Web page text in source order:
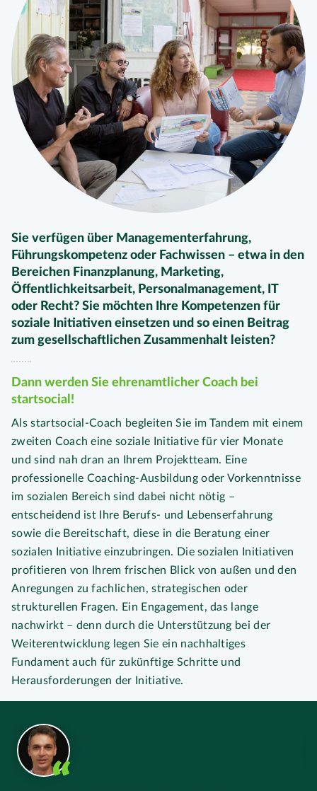
Sie verfügen über Managementerfahrung,
Führungskompetenz oder Fachwissen – etwa in den
Bereichen Finanzplanung, Marketing,
Öffentlichkeitsarbeit, Personalmanagement, IT
oder Recht? Sie möchten Ihre Kompetenzen für
soziale Initiativen einsetzen und so einen Beitrag
zum gesellschaftlichen Zusammenhalt leisten?
Dann werden Sie ehrenamtlicher Coach bei
startsocial!
Als startsocial-Coach begleiten Sie im Tandem mit einem
zweiten Coach eine soziale Initiative für vier Monate
und sind nah dran an Ihrem Projektteam. Eine
professionelle Coaching-Ausbildung oder Vorkenntnisse
im sozialen Bereich sind dabei nicht nötig –
entscheidend ist Ihre Berufs- und Lebenserfahrung
sowie die Bereitschaft, diese in die Beratung einer
sozialen Initiative einzubringen. Die sozialen Initiativen
profitieren von Ihrem frischen Blick von außen und den
Anregungen zu fachlichen, strategischen oder
strukturellen Fragen. Ein Engagement, das lange
nachwirkt – denn durch die Unterstützung bei der
Weiterentwicklung legen Sie ein nachhaltiges
Fundament auch für zukünftige Schritte und
Herausforderungen der Initiative.